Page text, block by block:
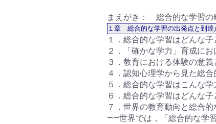
まえがき： 総合的な学習
１章 総合的な学習の出発点と到達
１．総合的な学習はどんな
２．「確かな学力」育成に
３．教育における体験の意
４．認知心理学から見た総
５．総合的な学習はこんな
６．総合的な学習はどんな
７．世界の教育動向と総合的
――世界では，「総合的な学